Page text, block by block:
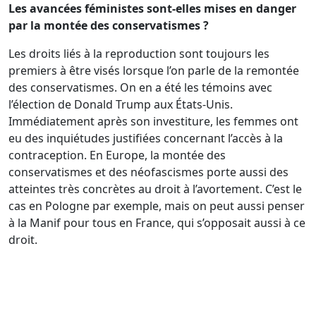
Les avancées féministes sont-elles mises en danger
par la montée des conservatismes ?
Les droits liés à la reproduction sont toujours les
premiers à être visés lorsque l’on parle de la remontée
des conservatismes. On en a été les témoins avec
l’élection de Donald Trump aux États-Unis.
Immédiatement après son investiture, les femmes ont
eu des inquiétudes justifiées concernant l’accès à la
contraception. En Europe, la montée des
conservatismes et des néofascismes porte aussi des
atteintes très concrètes au droit à l’avortement. C’est le
cas en Pologne par exemple, mais on peut aussi penser
à la Manif pour tous en France, qui s’opposait aussi à ce
droit.